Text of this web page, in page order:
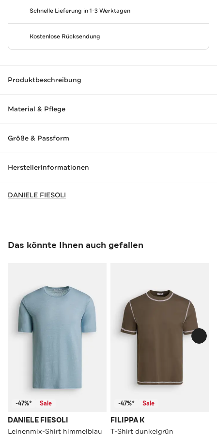
Schnelle Lieferung in 1-3 Werktagen
Kostenlose Rücksendung
Produktbeschreibung
Material & Pflege
Größe & Passform
Herstellerinformationen
DANIELE FIESOLI
Das könnte Ihnen auch gefallen
-47%* Sale
DANIELE FIESOLI
Leinenmix-Shirt himmelblau
-47%* Sale
FILIPPA K
T-Shirt dunkelgrün